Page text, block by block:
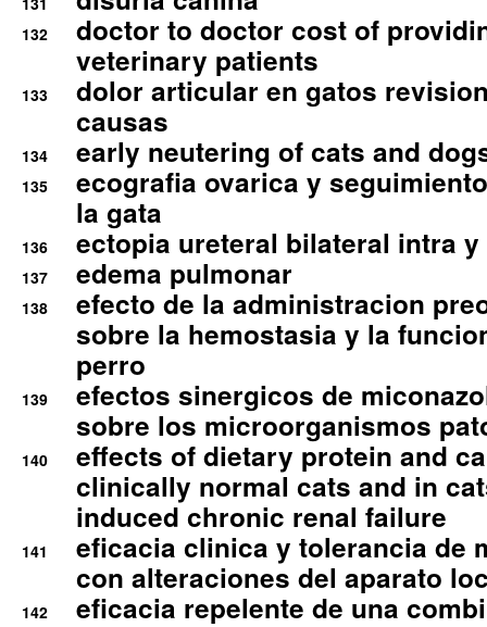
132
doctor to doctor cost of
veterinary patients
133
dolor articular en gatos
causas
134 early neutering of cats and
135
ecografia ovarica y
la gata
136 ectopia ureteral bilateral intra
137 edema pulmonar
138
efecto de la administracion
sobre la hemostasia y la
perro
139
efectos sinergicos de
sobre los microorganismos
140
effects of dietary protein and
clinically normal cats and in
induced chronic renal failure
141
eficacia clinica y tolerancia de
con alteraciones del aparato
142
eficacia repelente de una